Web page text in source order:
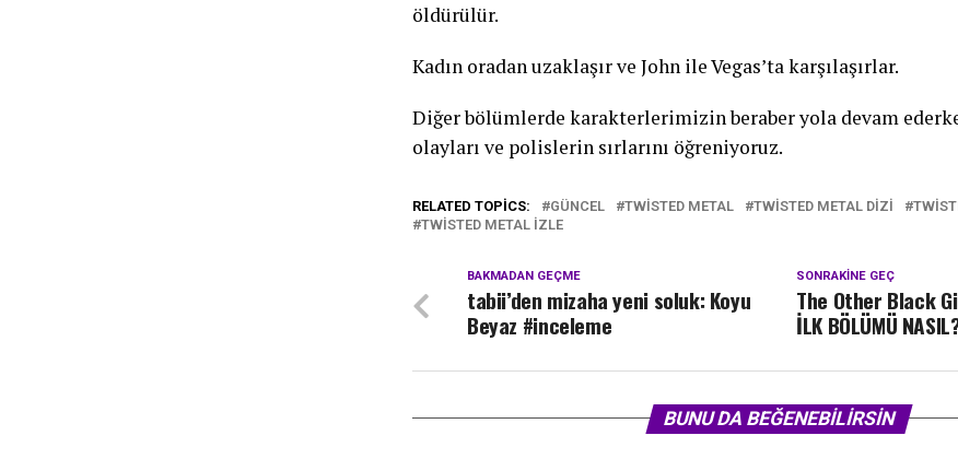
öldürülür.
Kadın oradan uzaklaşır ve John ile Vegas’ta karşılaşırlar.
Diğer bölümlerde karakterlerimizin beraber yola devam
olayları ve polislerin sırlarını öğreniyoruz.
RELATED TOPICS: GÜNCEL TWISTED METAL TWISTED METAL DIZI
TWISTED METAL IZLE
SONRAKINE GEÇ
The Other Black
İLK BÖLÜMÜ
BAKMADAN GEÇME
tabii’den mizaha yeni soluk: Koyu
Beyaz #inceleme
BUNU DA BEĞENEBILIRSIN